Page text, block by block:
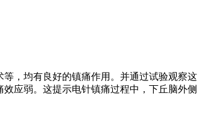
，均有良好的镇痛作用。并通过试验观察这
应弱。这提示电针镇痛过程中，下丘脑外侧